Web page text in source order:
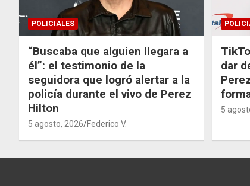
POLICIALES
“Buscaba que alguien llegara a
él”: el testimonio de la
seguidora que logró alertar a la
policía durante el vivo de Perez
Hilton
5 agosto, 2026 Federico V.
dar
5